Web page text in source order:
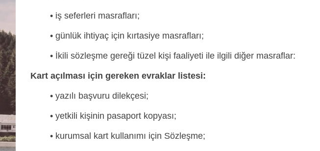
• iş seferleri masrafları;
• günlük ihtiyaç için kırtasiye masrafları;
• İkili sözleşme gereği tüzel kişi faaliyeti ile ilgili diğer masraflar:
Kart açılması için gereken evraklar listesi:
• yazılı başvuru dilekçesi;
• yetkili kişinin pasaport kopyası;
• kurumsal kart kullanımı için Sözleşme;